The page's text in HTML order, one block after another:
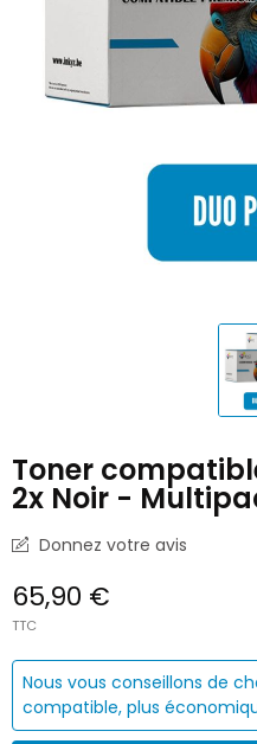
Toner
2x Noir -
Donnez votre avis
65,90 €
TTC
Nous vous conseillons de
compatible, plus